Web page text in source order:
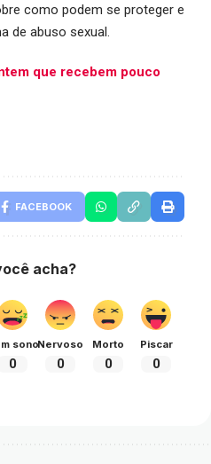
como podem se proteger e
de abuso sexual.
que recebem pouco
FACEBOOK
acha?
sono
0
Nervoso
0
Morto
0
Piscar
0